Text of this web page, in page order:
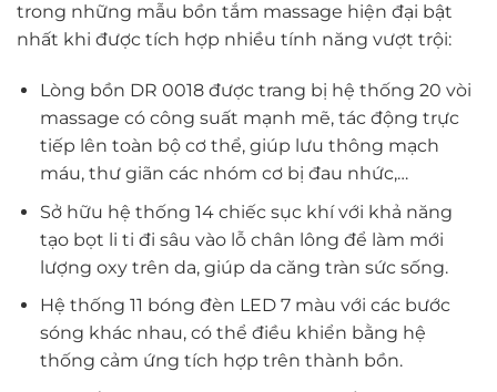
trong những mẫu bồn tắm massage hiện đại bật
nhất khi được tích hợp nhiều tính năng vượt trội:
Lòng bồn DR 0018 được trang bị hệ thống 20 vòi
massage có công suất mạnh mẽ, tác động trực
tiếp lên toàn bộ cơ thể, giúp lưu thông mạch
máu, thư giãn các nhóm cơ bị đau nhức,…
Sở hữu hệ thống 14 chiếc sục khí với khả năng
tạo bọt li ti đi sâu vào lỗ chân lông để làm mới
lượng oxy trên da, giúp da căng tràn sức sống.
Hệ thống 11 bóng đèn LED 7 màu với các bước
sóng khác nhau, có thể điều khiển bằng hệ
thống cảm ứng tích hợp trên thành bồn.